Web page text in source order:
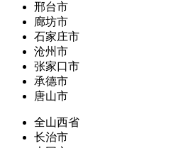
邢台市
廊坊市
石家庄市
沧州市
张家口市
承德市
唐山市
全山西省
长治市